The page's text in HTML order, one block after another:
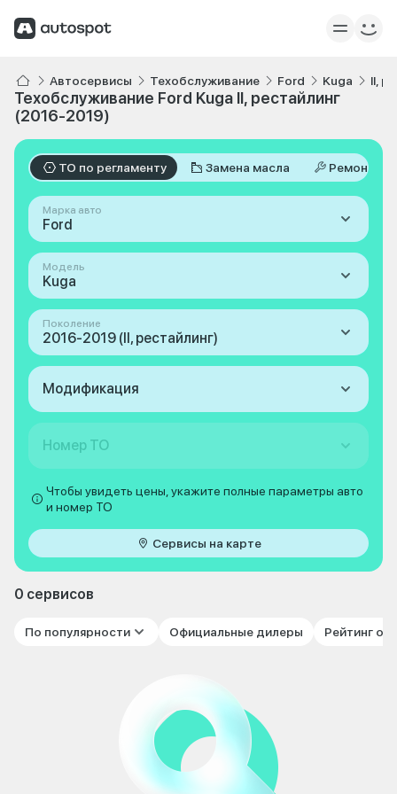
Автосервисы Техобслуживание Ford Kuga II,
Техобслуживание Ford Kuga II, рестайлинг
(2016-2019)
ТО по регламенту Замена масла Ремонт
Марка авто
Ford
Модель
Kuga
Поколение
2016-2019 (II, рестайлинг)
Модификация
Номер ТО
Чтобы увидеть цены, укажите полные параметры авто
и номер ТО
Сервисы на карте
0 сервисов
По популярности Официальные дилеры Рейтинг